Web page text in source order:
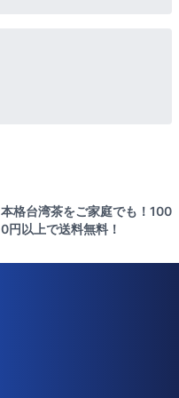
本格台湾茶をご家庭でも！100
0円以上で送料無料！